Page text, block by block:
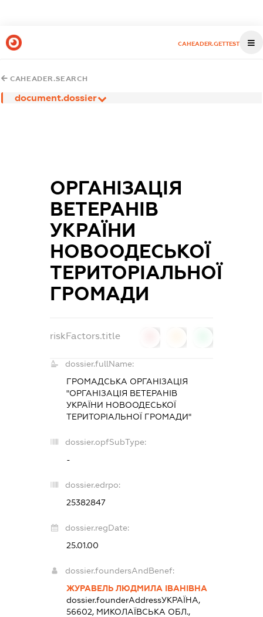
CAHEADER.GETTEST
CAHEADER.SEARCH
document.dossier
ОРГАНІЗАЦІЯ
ВЕТЕРАНІВ
УКРАЇНИ
НОВООДЕСЬКОЇ
ТЕРИТОРІАЛЬНОЇ
ГРОМАДИ
riskFactors.title
dossier.fullName:
ГРОМАДСЬКА ОРГАНІЗАЦІЯ
"ОРГАНІЗАЦІЯ ВЕТЕРАНІВ
УКРАЇНИ НОВООДЕСЬКОЇ
ТЕРИТОРІАЛЬНОЇ ГРОМАДИ"
dossier.opfSubType:
-
dossier.edrpo:
25382847
dossier.regDate:
25.01.00
dossier.foundersAndBenef:
ЖУРАВЕЛЬ ЛЮДМИЛА ІВАНІВНА
dossier.founderAddressУКРАЇНА,
56602, МИКОЛАЇВСЬКА ОБЛ.,